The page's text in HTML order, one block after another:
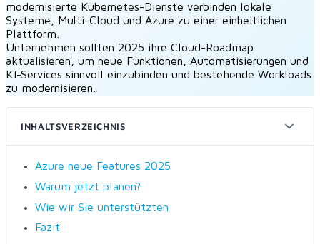
modernisierte Kubernetes-Dienste verbinden lokale
Systeme, Multi-Cloud und Azure zu einer einheitlichen
Plattform.
Unternehmen sollten 2025 ihre Cloud-Roadmap
aktualisieren, um neue Funktionen, Automatisierungen und
KI-Services sinnvoll einzubinden und bestehende Workloads
zu modernisieren.
INHALTSVERZEICHNIS
Azure neue Features 2025
Warum jetzt planen?
Wie wir Sie unterstützten
Fazit